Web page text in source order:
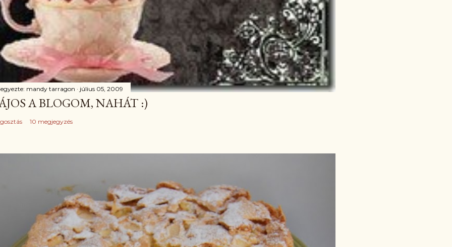
mandy tarragon július 05, 2009
A BLOGOM, NAHÁT :)
10 megjegyzés